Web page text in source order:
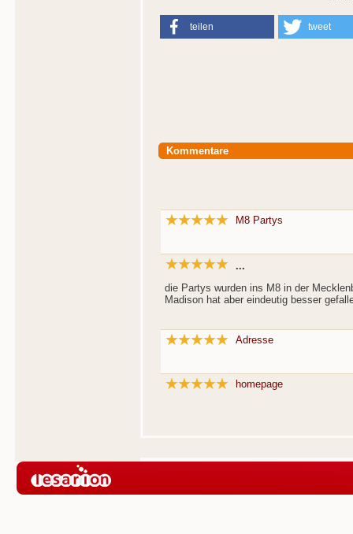
teilen tweet
Kommentare
M8 Partys
...
die Partys wurden ins M8 in der
Madison hat aber eindeutig besser
Adresse
homepage